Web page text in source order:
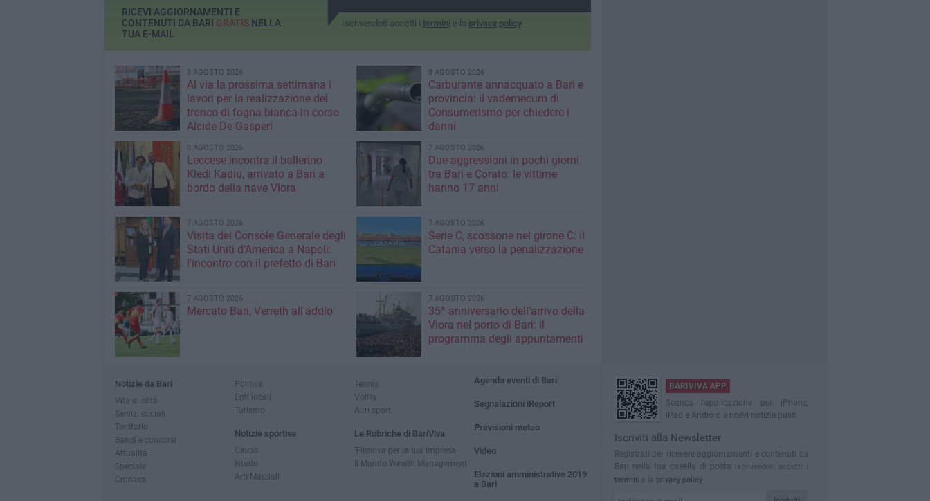
Iscrivendoti accetti i termini e la privacy policy
RICEVI AGGIORNAMENTI E
CONTENUTI DA BARI GRATISNELLA
TUA E-MAIL
8 AGOSTO 2026
Al via la prossima settimana i
lavori per la realizzazione del
tronco di fogna bianca in corso
Alcide De Gasperi
8 AGOSTO 2026
Carburante annacquato a Bari e
provincia: il vademecum di
Consumerismo per chiedere i
danni
8 AGOSTO 2026
Leccese incontra il ballerino
Kledi Kadiu, arrivato a Bari a
bordo della nave Vlora
7 AGOSTO 2026
Due aggressioni in pochi giorni
tra Bari e Corato: le vittime
hanno 17 anni
7 AGOSTO 2026
Visita del Console Generale degli
Stati Uniti d’America a Napoli:
l'incontro con il prefetto di Bari
7 AGOSTO 2026
Serie C, scossone nel girone C: il
Catania verso la penalizzazione
7 AGOSTO 2026
Mercato Bari, Verreth all'addio
7 AGOSTO 2026
35^ anniversario dell’arrivo della
Vlora nel porto di Bari: il
programma degli appuntamenti
Notizie da Bari
Vita di città
Servizi sociali
Territorio
Bandi e concorsi
Attualità
Speciale
Cronaca
Politica
Enti locali
Turismo
Notizie sportive
Calcio
Nuoto
Arti Marziali
Tennis
Volley
Altri sport
Le Rubriche di BariViva
T-innova per la tua impresa
Il Mondo Wealth Management
Agenda eventi di Bari
Segnalazioni iReport
Previsioni meteo
Video
Elezioni amministrative 2019
a Bari
BARIVIVA APP
Scarica l'applicazione per iPhone,
iPad e Android e ricevi notizie push
Iscriviti alla Newsletter
Registrati per ricevere aggiornamenti e contenuti da
Bari nella tua casella di posta Iscrivendoti accetti i
termini e la privacy policy